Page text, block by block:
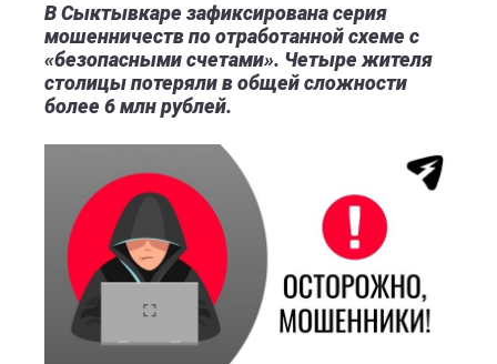
В Сыктывкаре зафиксирована серия
мошенничеств по отработанной схеме с
«безопасными счетами». Четыре жителя
столицы потеряли в общей сложности
более 6 млн рублей.